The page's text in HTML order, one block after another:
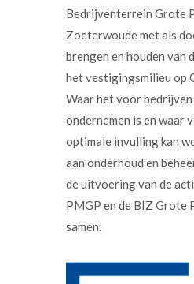
Bedrijventerrein Grote
Zoeterwoude met als
brengen en houden van
het vestigingsmilieu op
Waar het voor
ondernemen is en waar
optimale invulling kan
aan onderhoud en
de uitvoering van de
PMGP en de BIZ Grote
samen.